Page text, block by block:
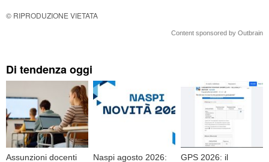
© RIPRODUZIONE VIETATA
Content sponsored by Outbrain
Di tendenza oggi
Assunzioni docenti
Naspi agosto 2026:
GPS 2026: il